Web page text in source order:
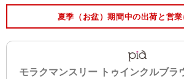
夏季（お盆）期間中の出荷と営
モラクマンスリー トゥインクルブラ